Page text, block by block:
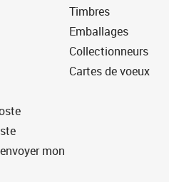
mon
Timbres
Emballages
Collectionneurs
Cartes de voeux